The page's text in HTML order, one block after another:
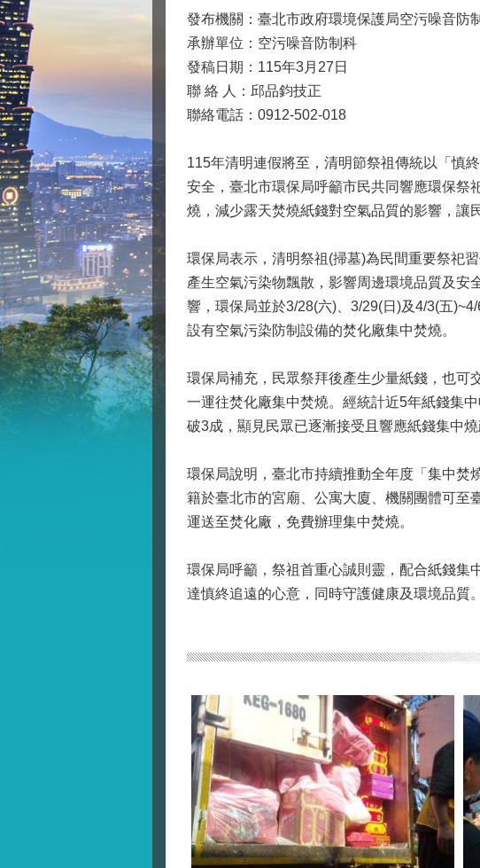
發布機關：臺北市政府環境保護局空污噪音防
承辦單位：空污噪音防制科
發稿日期：115年3月27日
聯 絡 人：邱品鈞技正
聯絡電話：0912-502-018
115年清明連假將至，清明節祭祖傳統以「慎
安全，臺北市環保局呼籲市民共同響應環保祭
燒，減少露天焚燒紙錢對空氣品質的影響，讓
環保局表示，清明祭祖(掃墓)為民間重要祭祀
產生空氣污染物飄散，影響周邊環境品質及安
響，環保局並於3/28(六)、3/29(日)及4/3(五
設有空氣污染防制設備的焚化廠集中焚燒。
環保局補充，民眾祭拜後產生少量紙錢，也可
一運往焚化廠集中焚燒。經統計近5年紙錢集
破3成，顯見民眾已逐漸接受且響應紙錢集中燒
環保局說明，臺北市持續推動全年度「集中焚
籍於臺北市的宮廟、公寓大廈、機關團體可至
運送至焚化廠，免費辦理集中焚燒。
環保局呼籲，祭祖首重心誠則靈，配合紙錢集
達慎終追遠的心意，同時守護健康及環境品質。